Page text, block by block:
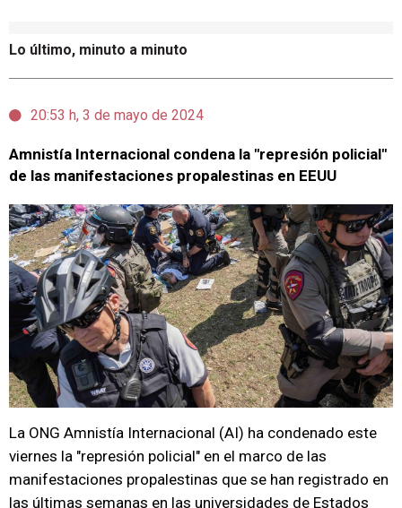
Lo último, minuto a minuto
20:53 h, 3 de mayo de 2024
Amnistía Internacional condena la "represión policial"
de las manifestaciones propalestinas en EEUU
La ONG Amnistía Internacional (AI) ha condenado este
viernes la "represión policial" en el marco de las
manifestaciones propalestinas que se han registrado en
las últimas semanas en las universidades de Estados